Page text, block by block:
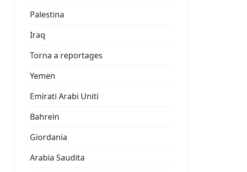
Palestina
Iraq
Torna a reportages
Yemen
Emirati Arabi Uniti
Bahrein
Giordania
Arabia Saudita